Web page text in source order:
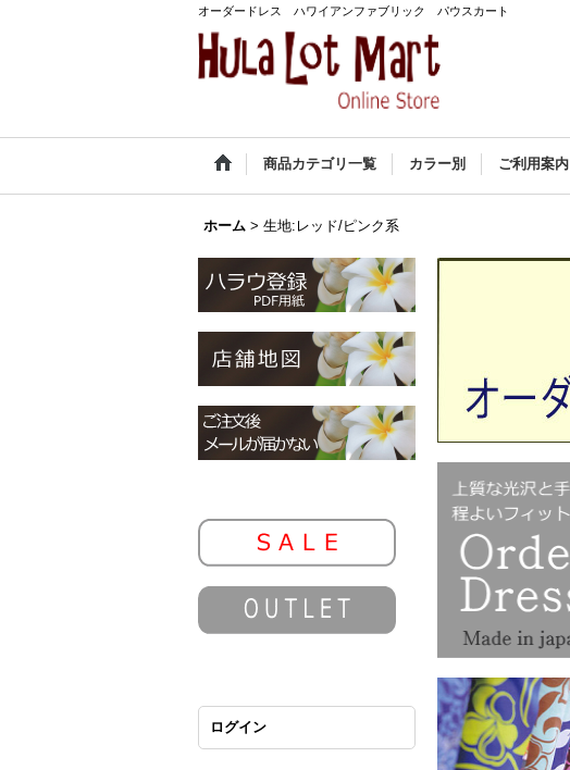
オーダードレス ハワイアンファブリック パウスカート
商品カテゴリ一覧 カラー別 ご利用案内
ホーム > 生地:レッド/ピンク系
ログイン